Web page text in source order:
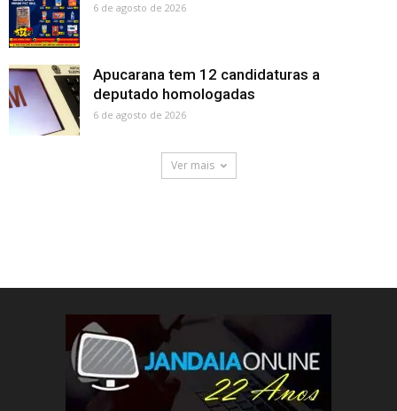
6 de agosto de 2026
Apucarana tem 12 candidaturas a
deputado homologadas
6 de agosto de 2026
Ver mais